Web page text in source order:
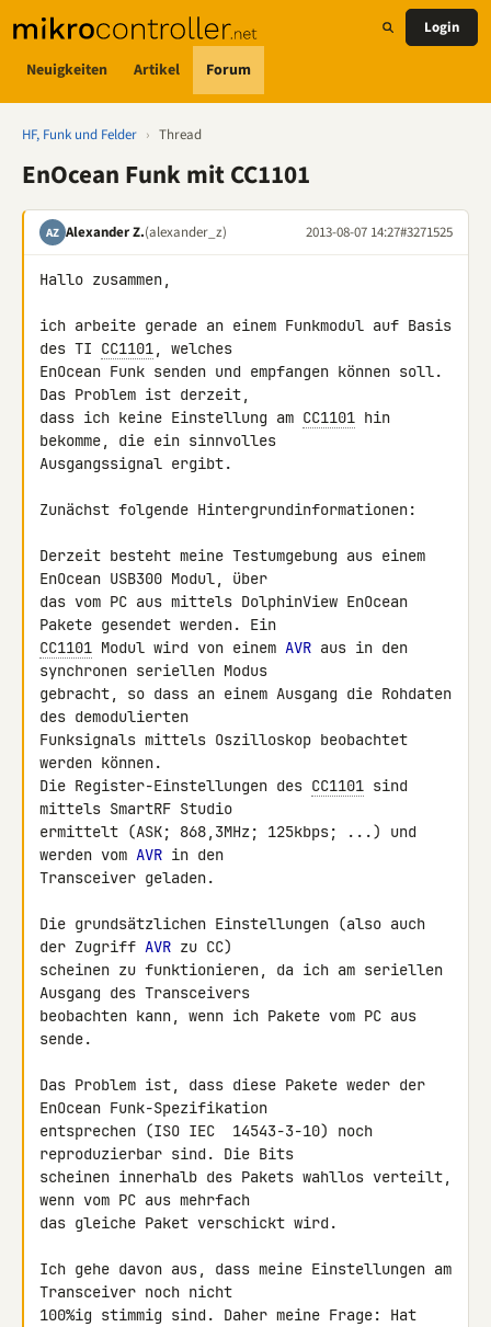
Neuigkeiten Artikel Forum
Login
HF, Funk und Felder › Thread
EnOcean Funk mit CC1101
AZ Alexander Z.(alexander_z) 2013-08-07 14:27#3271525
Hallo zusammen,
ich arbeite gerade an einem Funkmodul auf Basis
des TI CC1101, welches
EnOcean Funk senden und empfangen können soll.
Das Problem ist derzeit,
dass ich keine Einstellung am CC1101 hin
bekomme, die ein sinnvolles
Ausgangssignal ergibt.
Zunächst folgende Hintergrundinformationen:
Derzeit besteht meine Testumgebung aus einem
EnOcean USB300 Modul, über
das vom PC aus mittels DolphinView EnOcean
CC1101 Modul wird von einem AVR aus in den
synchronen seriellen Modus
gebracht, so dass an einem Ausgang die Rohdaten
des demodulierten
Funksignals mittels Oszilloskop beobachtet
werden können.
Die Register-Einstellungen des CC1101 sind
mittels SmartRF Studio
ermittelt (ASK; 868,3MHz; 125kbps; ...) und
werden vom AVR in den
Transceiver geladen.
Die grundsätzlichen Einstellungen (also auch
der Zugriff AVR zu CC)
scheinen zu funktionieren, da ich am seriellen
Ausgang des Transceivers
beobachten kann, wenn ich Pakete vom PC aus
sende.
Das Problem ist, dass diese Pakete weder der
EnOcean Funk-Spezifikation
entsprechen (ISO IEC  14543-3-10) noch
reproduzierbar sind. Die Bits
scheinen innerhalb des Pakets wahllos verteilt,
wenn vom PC aus mehrfach
das gleiche Paket verschickt wird.
Ich gehe davon aus, dass meine Einstellungen am
Transceiver noch nicht
100%ig stimmig sind. Daher meine Frage: Hat